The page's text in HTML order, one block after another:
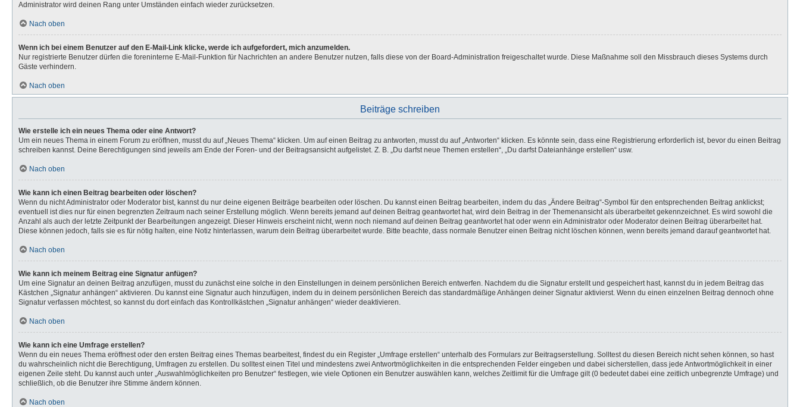
Administrator wird deinen Rang unter Umständen einfach wieder zurücksetzen.
Nach oben
Wenn ich bei einem Benutzer auf den E-Mail-Link klicke, werde ich aufgefordert, mich anzumelden.
Nur registrierte Benutzer dürfen die foreninterne E-Mail-Funktion für Nachrichten an andere Benutzer nutzen, falls diese von der Board-Administration freigeschaltet wurde. Diese Maßnahme soll den Missbrauch dieses Systems durch
Gäste verhindern.
Nach oben
Beiträge schreiben
Wie erstelle ich ein neues Thema oder eine Antwort?
Um ein neues Thema in einem Forum zu eröffnen, musst du auf „Neues Thema“ klicken. Um auf einen Beitrag zu antworten, musst du auf „Antworten“ klicken. Es könnte sein, dass eine Registrierung erforderlich ist, bevor du einen Beitrag
schreiben kannst. Deine Berechtigungen sind jeweils am Ende der Foren- und der Beitragsansicht aufgelistet. Z. B. „Du darfst neue Themen erstellen“, „Du darfst Dateianhänge erstellen“ usw.
Nach oben
Wie kann ich einen Beitrag bearbeiten oder löschen?
Wenn du nicht Administrator oder Moderator bist, kannst du nur deine eigenen Beiträge bearbeiten oder löschen. Du kannst einen Beitrag bearbeiten, indem du das „Ändere Beitrag“-Symbol für den entsprechenden Beitrag anklickst;
eventuell ist dies nur für einen begrenzten Zeitraum nach seiner Erstellung möglich. Wenn bereits jemand auf deinen Beitrag geantwortet hat, wird dein Beitrag in der Themenansicht als überarbeitet gekennzeichnet. Es wird sowohl die
Anzahl als auch der letzte Zeitpunkt der Bearbeitungen angezeigt. Dieser Hinweis erscheint nicht, wenn noch niemand auf deinen Beitrag geantwortet hat oder wenn ein Administrator oder Moderator deinen Beitrag überarbeitet hat.
Diese können jedoch, falls sie es für nötig halten, eine Notiz hinterlassen, warum dein Beitrag überarbeitet wurde. Bitte beachte, dass normale Benutzer einen Beitrag nicht löschen können, wenn bereits jemand darauf geantwortet hat.
Nach oben
Wie kann ich meinem Beitrag eine Signatur anfügen?
Um eine Signatur an deinen Beitrag anzufügen, musst du zunächst eine solche in den Einstellungen in deinem persönlichen Bereich entwerfen. Nachdem du die Signatur erstellt und gespeichert hast, kannst du in jedem Beitrag das
Kästchen „Signatur anhängen“ aktivieren. Du kannst eine Signatur auch hinzufügen, indem du in deinem persönlichen Bereich das standardmäßige Anhängen deiner Signatur aktivierst. Wenn du einen einzelnen Beitrag dennoch ohne
Signatur verfassen möchtest, so kannst du dort einfach das Kontrollkästchen „Signatur anhängen“ wieder deaktivieren.
Nach oben
Wie kann ich eine Umfrage erstellen?
Wenn du ein neues Thema eröffnest oder den ersten Beitrag eines Themas bearbeitest, findest du ein Register „Umfrage erstellen“ unterhalb des Formulars zur Beitragserstellung. Solltest du diesen Bereich nicht sehen können, so hast
du wahrscheinlich nicht die Berechtigung, Umfragen zu erstellen. Du solltest einen Titel und mindestens zwei Antwortmöglichkeiten in die entsprechenden Felder eingeben und dabei sicherstellen, dass jede Antwortmöglichkeit in einer
eigenen Zeile steht. Du kannst auch unter „Auswahlmöglichkeiten pro Benutzer“ festlegen, wie viele Optionen ein Benutzer auswählen kann, welches Zeitlimit für die Umfrage gilt (0 bedeutet dabei eine zeitlich unbegrenzte Umfrage) und
schließlich, ob die Benutzer ihre Stimme ändern können.
Nach oben